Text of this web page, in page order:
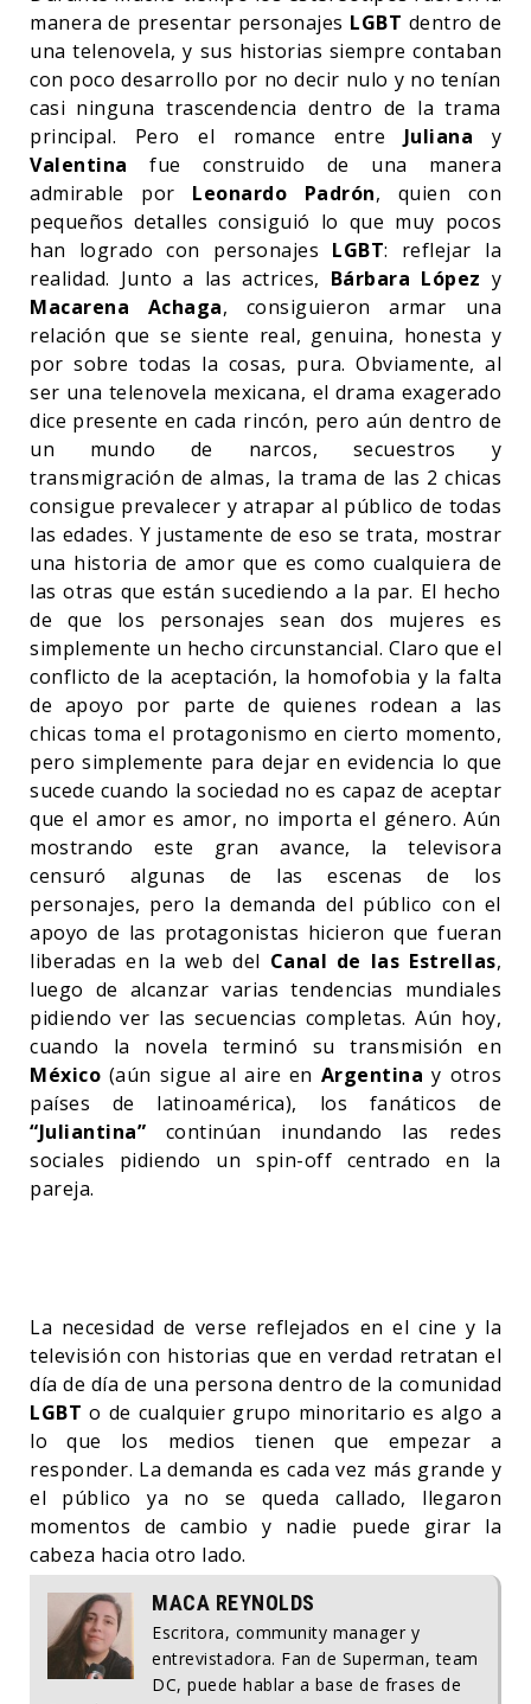
manera de presentar personajes LGBT dentro de
una telenovela, y sus historias siempre contaban
con poco desarrollo por no decir nulo y no tenían
casi ninguna trascendencia dentro de la trama
principal. Pero el romance entre Juliana y
Valentina fue construido de una manera
admirable por Leonardo Padrón, quien con
pequeños detalles consiguió lo que muy pocos
han logrado con personajes LGBT: reflejar la
realidad. Junto a las actrices, Bárbara López y
Macarena Achaga, consiguieron armar una
relación que se siente real, genuina, honesta y
por sobre todas la cosas, pura. Obviamente, al
ser una telenovela mexicana, el drama exagerado
dice presente en cada rincón, pero aún dentro de
un mundo de narcos, secuestros y
transmigración de almas, la trama de las 2 chicas
consigue prevalecer y atrapar al público de todas
las edades. Y justamente de eso se trata, mostrar
una historia de amor que es como cualquiera de
las otras que están sucediendo a la par. El hecho
de que los personajes sean dos mujeres es
simplemente un hecho circunstancial. Claro que el
conflicto de la aceptación, la homofobia y la falta
de apoyo por parte de quienes rodean a las
chicas toma el protagonismo en cierto momento,
pero simplemente para dejar en evidencia lo que
sucede cuando la sociedad no es capaz de aceptar
que el amor es amor, no importa el género. Aún
mostrando este gran avance, la televisora
censuró algunas de las escenas de los
personajes, pero la demanda del público con el
apoyo de las protagonistas hicieron que fueran
liberadas en la web del Canal de las Estrellas,
luego de alcanzar varias tendencias mundiales
pidiendo ver las secuencias completas. Aún hoy,
cuando la novela terminó su transmisión en
México (aún sigue al aire en Argentinay otros
países de latinoamérica), los fanáticos de
“Juliantina” continúan inundando las redes
sociales pidiendo un spin-off centrado en la
pareja.
La necesidad de verse reflejados en el cine y la
televisión con historias que en verdad retratan el
día de día de una persona dentro de la comunidad
LGBTo de cualquier grupo minoritario es algo a
lo que los medios tienen que empezar a
responder. La demanda es cada vez más grande y
el público ya no se queda callado, llegaron
momentos de cambio y nadie puede girar la
cabeza hacia otro lado.
MACA REYNOLDS
Escritora, community manager y
entrevistadora. Fan de Superman, team
DC, puede hablar a base de frases de